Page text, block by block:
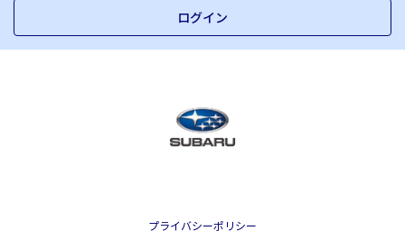
ログイン
プライバシーポリシー